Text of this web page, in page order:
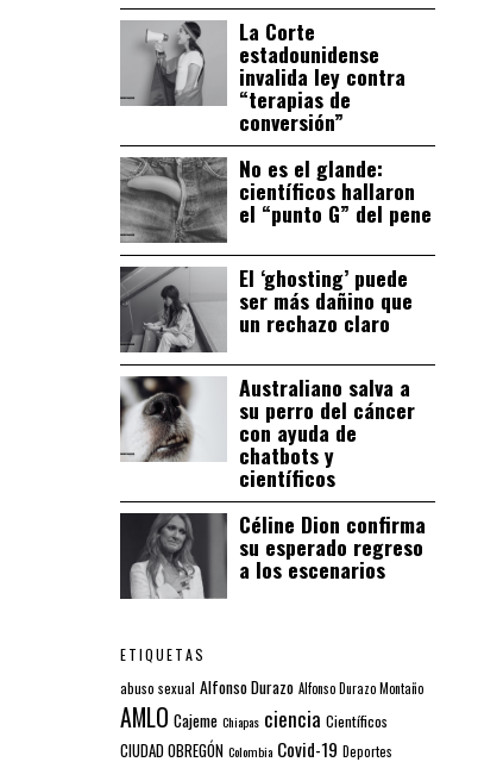
La Corte
estadounidense
invalida ley contra
“terapias de
conversión”
No es el glande:
científicos hallaron
el “punto G” del pene
El ‘ghosting’ puede
ser más dañino que
un rechazo claro
Australiano salva a
su perro del cáncer
con ayuda de
chatbots y
científicos
Céline Dion confirma
su esperado regreso
a los escenarios
ETIQUETAS
abuso sexual Alfonso Durazo Alfonso Durazo Montaño
AMLO Cajeme Chiapas ciencia Científicos
CIUDAD OBREGÓN Colombia Covid-19 Deportes